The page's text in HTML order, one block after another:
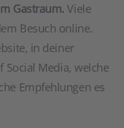
Gastraum. Viele
Besuch online.
in deiner
Social Media, welche
Empfehlungen es